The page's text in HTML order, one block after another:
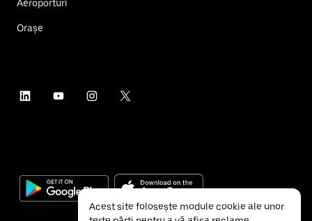
Aeroporturi
Orașe
Acest site folosește module cookie ale unor